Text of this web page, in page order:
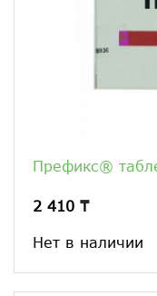
Префикс®
2 410 ₸
Нет в наличии